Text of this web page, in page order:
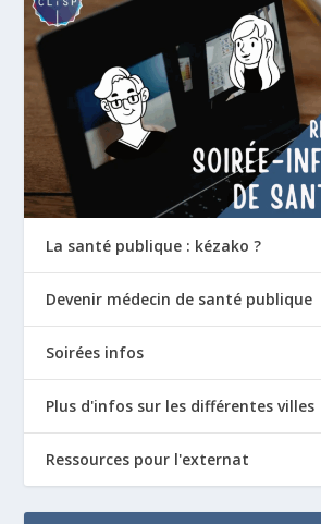
La santé publique : kézako ?
Devenir médecin de santé publique
Soirées infos
Plus d'infos sur les différentes villes
Ressources pour l'externat